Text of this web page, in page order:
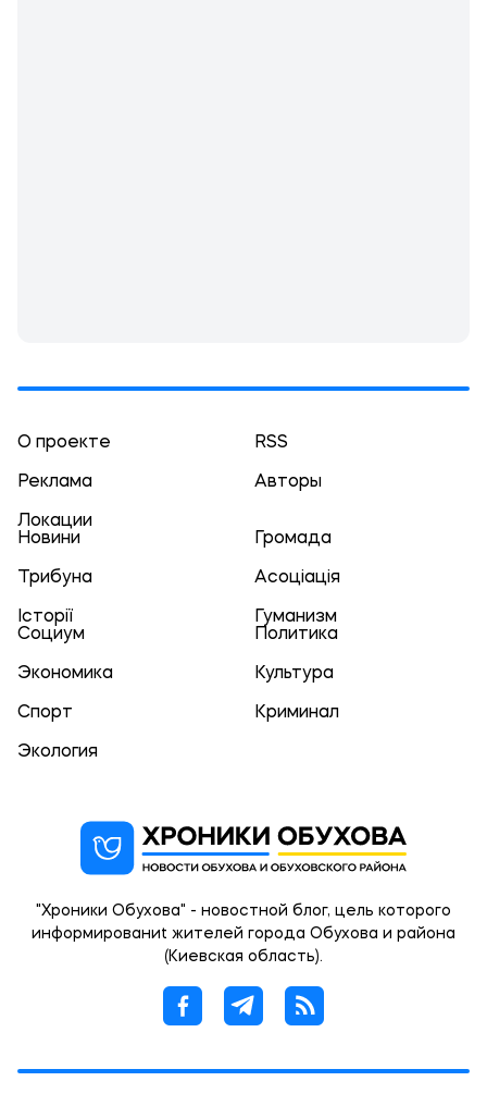
О проекте RSS
Реклама Авторы
Локации
Новини
Громада
Трибуна Асоціація
Історії
Гуманизм
Социум
Политика
Экономика Культура
Спорт Криминал
Экология
"Хроники Обухова" - новостной блог, цель которого
информированиt жителей города Обухова и района
(Киевская область).